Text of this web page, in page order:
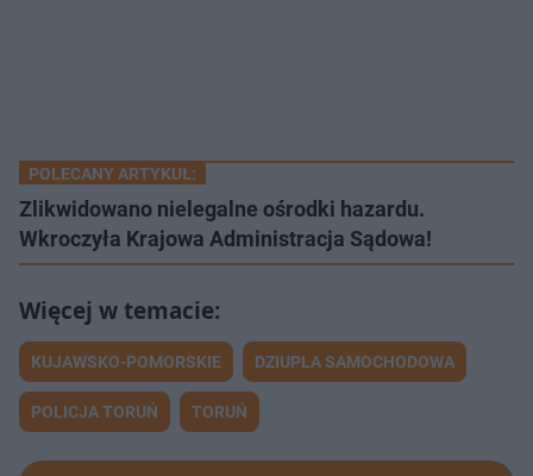
POLECANY ARTYKUŁ:
Zlikwidowano nielegalne ośrodki hazardu.
Wkroczyła Krajowa Administracja Sądowa!
KUJAWSKO-POMORSKIE DZIUPLA SAMOCHODOWA
POLICJA TORUŃ TORUŃ